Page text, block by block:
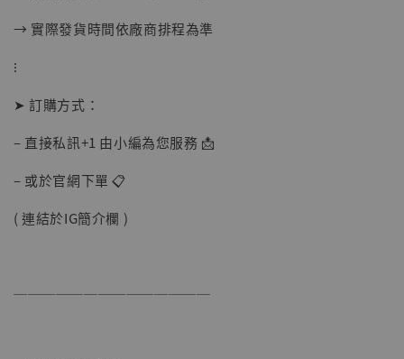
→ 實際發貨時間依廠商排程為準
⁝
➤ 訂購方式：
– 直接私訊+1 由小編為您服務 📩
– 或於官網下單 📋
( 連結於IG簡介欄 )
──────────────